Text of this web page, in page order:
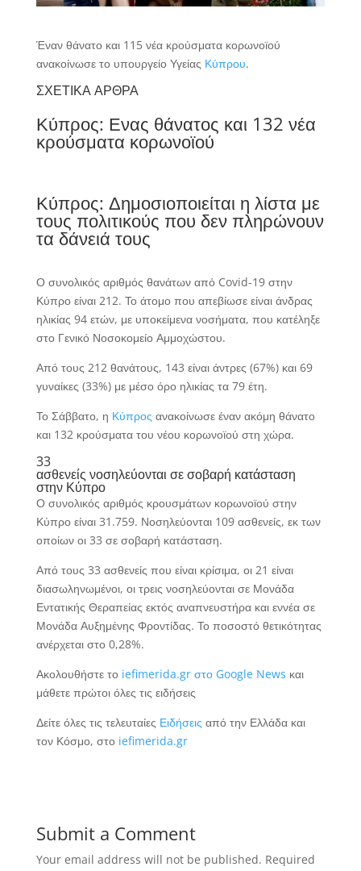
Έναν θάνατο και 115 νέα κρούσματα κορωνοϊού
ανακοίνωσε το υπουργείο Υγείας Κύπρου.
ΣΧΕΤΙΚΑ ΑΡΘΡΑ
Κύπρος: Ενας θάνατος και 132 νέα
κρούσματα κορωνοϊού
Κύπρος: Δημοσιοποιείται η λίστα με
τους πολιτικούς που δεν πληρώνουν
τα δάνειά τους
Ο συνολικός αριθμός θανάτων από Covid-19 στην
Κύπρο είναι 212. Το άτομο που απεβίωσε είναι άνδρας
ηλικίας 94 ετών, με υποκείμενα νοσήματα, που κατέληξε
στο Γενικό Νοσοκομείο Αμμοχώστου.
Από τους 212 θανάτους, 143 είναι άντρες (67%) και 69
γυναίκες (33%) με μέσο όρο ηλικίας τα 79 έτη.
Το Σάββατο, η Κύπρος ανακοίνωσε έναν ακόμη θάνατο
και 132 κρούσματα του νέου κορωνοϊού στη χώρα.
33
ασθενείς νοσηλεύονται σε σοβαρή κατάσταση
στην Κύπρο
Ο συνολικός αριθμός κρουσμάτων κορωνοϊού στην
Κύπρο είναι 31.759. Νοσηλεύονται 109 ασθενείς, εκ των
οποίων οι 33 σε σοβαρή κατάσταση.
Από τους 33 ασθενείς που είναι κρίσιμα, οι 21 είναι
διασωληνωμένοι, οι τρεις νοσηλεύονται σε Μονάδα
Εντατικής Θεραπείας εκτός αναπνευστήρα και εννέα σε
Μονάδα Αυξημένης Φροντίδας. Το ποσοστό θετικότητας
ανέρχεται στο 0,28%.
Ακολουθήστε το iefimerida.gr στο Google News και
μάθετε πρώτοι όλες τις ειδήσεις
Δείτε όλες τις τελευταίες Ειδήσεις από την Ελλάδα και
τον Κόσμο, στο iefimerida.gr
Submit a Comment
Your email address will not be published. Required